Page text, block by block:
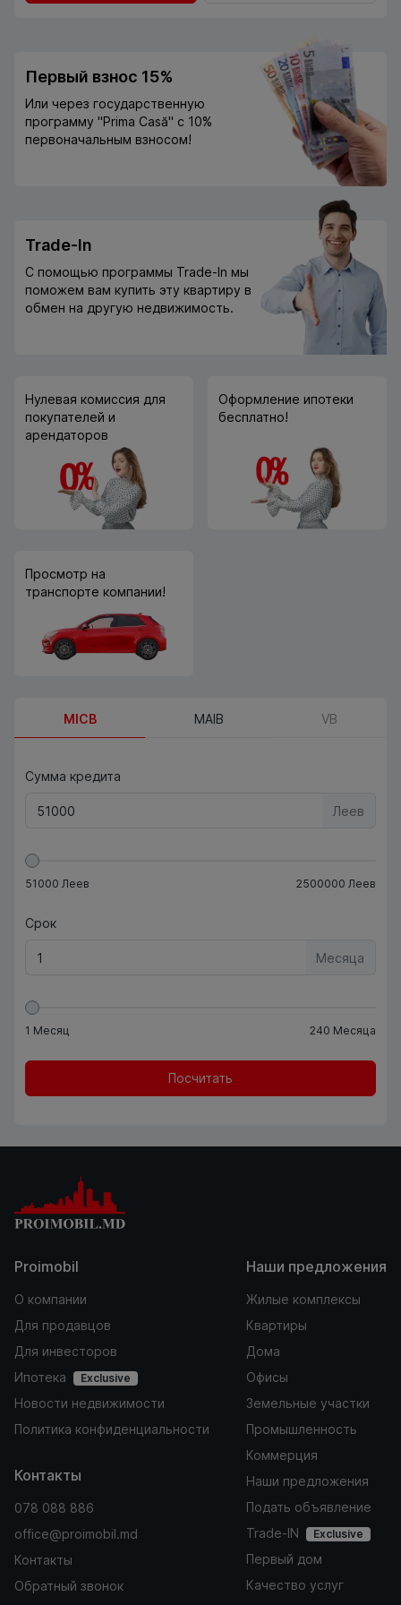
Первый взнос 15%
Или через государственную
программу "Prima Casă" с 10%
первоначальным взносом!
Trade-In
С помощью программы Trade-In мы
поможем вам купить эту квартиру в
обмен на другую недвижимость.
Нулевая комиссия для
покупателей и
арендаторов
Оформление ипотеки
бесплатно!
Просмотр на
транспорте компании!
MICB MAIB VB
Сумма кредита
Леев
51000 Леев 2500000 Леев
Срок
Месяца
1 Месяц 240 Месяца
Посчитать
Proimobil
О компании
Для продавцов
Для инвесторов
Ипотека
Exclusive
Новости недвижимости
Политика конфиденциальности
Наши предложения
Жилые комплексы
Квартиры
Дома
Офисы
Земельные участки
Промышленность
Коммерция
Наши предложения
Подать объявление
Trade-IN
Exclusive
Первый дом
Качество услуг
Контакты
078 088 886
office@proimobil.md
Контакты
Обратный звонок